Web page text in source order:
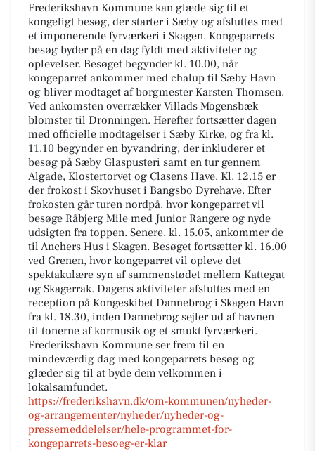
Frederikshavn Kommune kan glæde sig til et
kongeligt besøg, der starter i Sæby og afsluttes med
et imponerende fyrværkeri i Skagen. Kongeparrets
besøg byder på en dag fyldt med aktiviteter og
oplevelser. Besøget begynder kl. 10.00, når
kongeparret ankommer med chalup til Sæby Havn
og bliver modtaget af borgmester Karsten Thomsen.
Ved ankomsten overrækker Villads Mogensbæk
blomster til Dronningen. Herefter fortsætter dagen
med officielle modtagelser i Sæby Kirke, og fra kl.
11.10 begynder en byvandring, der inkluderer et
besøg på Sæby Glaspusteri samt en tur gennem
Algade, Klostertorvet og Clasens Have. Kl. 12.15 er
der frokost i Skovhuset i Bangsbo Dyrehave. Efter
frokosten går turen nordpå, hvor kongeparret vil
besøge Råbjerg Mile med Junior Rangere og nyde
udsigten fra toppen. Senere, kl. 15.05, ankommer de
til Anchers Hus i Skagen. Besøget fortsætter kl. 16.00
ved Grenen, hvor kongeparret vil opleve det
spektakulære syn af sammenstødet mellem Kattegat
og Skagerrak. Dagens aktiviteter afsluttes med en
reception på Kongeskibet Dannebrog i Skagen Havn
fra kl. 18.30, inden Dannebrog sejler ud af havnen
til tonerne af kormusik og et smukt fyrværkeri.
Frederikshavn Kommune ser frem til en
mindeværdig dag med kongeparrets besøg og
glæder sig til at byde dem velkommen i
lokalsamfundet.
https://frederikshavn.dk/om-kommunen/nyheder-
og-arrangementer/nyheder/nyheder-og-
pressemeddelelser/hele-programmet-for-
kongeparrets-besoeg-er-klar